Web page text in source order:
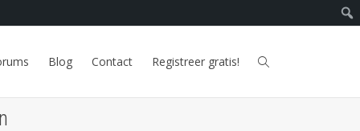
Blog Contact Registreer gratis!